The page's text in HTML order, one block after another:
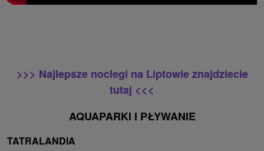
>>> Najlepsze noclegi na Liptowie znajdziecie
tutaj <<<
AQUAPARKI I PŁYWANIE
TATRALANDIA